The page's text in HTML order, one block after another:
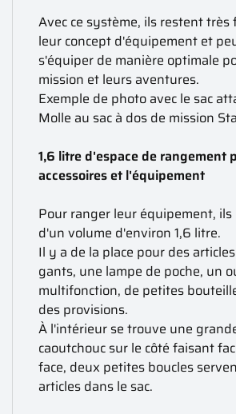
Avec ce système, ils restent
leur concept d'équipement et
s'équiper de manière optimale
mission et leurs aventures.
Exemple de photo avec le sac
Molle au sac à dos de mission
1,6 litre d'espace de rangement
accessoires et l'équipement
Pour ranger leur équipement,
d'un volume d'environ 1,6 litre.
Il y a de la place pour des
gants, une lampe de poche, un
multifonction, de petites
des provisions.
À l'intérieur se trouve une
caoutchouc sur le côté faisant
face, deux petites boucles
articles dans le sac.